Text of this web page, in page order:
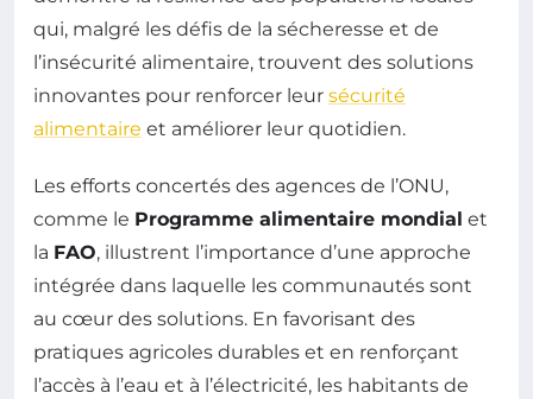
qui, malgré les défis de la sécheresse et de
l’insécurité alimentaire, trouvent des solutions
innovantes pour renforcer leur sécurité
alimentaire et améliorer leur quotidien.
Les efforts concertés des agences de l’ONU,
comme le Programme alimentaire mondial et
la FAO, illustrent l’importance d’une approche
intégrée dans laquelle les communautés sont
au cœur des solutions. En favorisant des
pratiques agricoles durables et en renforçant
l’accès à l’eau et à l’électricité, les habitants de